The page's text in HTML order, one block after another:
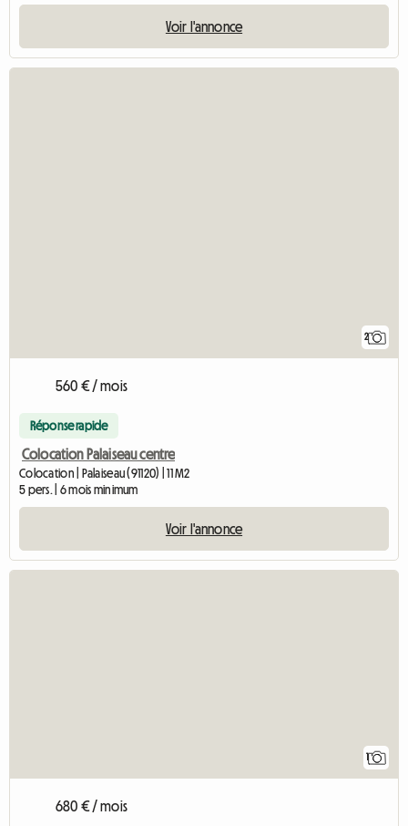
Voir l'annonce
2
560 € / mois
Réponse rapide
Colocation Palaiseau centre
Colocation | Palaiseau (91120) | 11 M2
5 pers. | 6 mois minimum
Voir l'annonce
1
680 € / mois